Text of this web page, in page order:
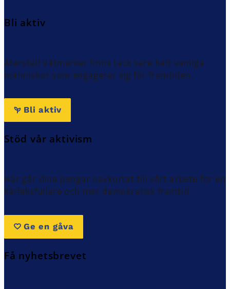
Bli aktiv
Återställ Våtmarker finns tack vare helt vanliga
människor som engagerar sig för framtiden.
Bli aktiv
Stöd vår aktivism
Här går dina pengar oavkortat till vårt arbete för en
kärleksfullare och mer demokratisk framtid.
Ge en gåva
Få nyhetsbrevet